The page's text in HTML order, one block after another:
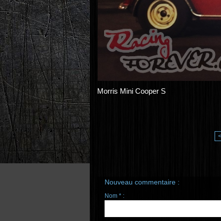
Morris Mini Cooper S
<
Nouveau commentaire :
Nom * :